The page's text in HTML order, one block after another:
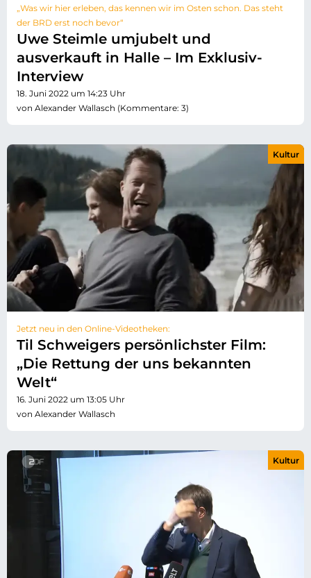
„Was wir hier erleben, das kennen wir im Osten schon. Das steht
der BRD erst noch bevor“
Uwe Steimle umjubelt und
ausverkauft in Halle – Im Exklusiv-
Interview
18. Juni 2022 um 14:23 Uhr
von Alexander Wallasch (Kommentare: 3)
Jetzt neu in den Online-Videotheken:
Til Schweigers persönlichster Film:
„Die Rettung der uns bekannten
Welt“
16. Juni 2022 um 13:05 Uhr
von Alexander Wallasch
Kultur
Kultur